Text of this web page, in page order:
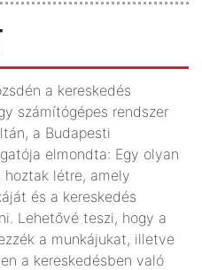
a kereskedés
számítógépes rendszer
a Budapesti
elmondta: Egy olyan
létre, amely
és a kereskedés
Lehetővé teszi, hogy a
a munkájukat, illetve
a kereskedésben való